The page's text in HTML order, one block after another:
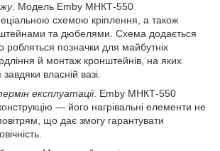
. Модель Emby МHКТ-550
схемою кріплення, а також
та дюбелями. Схема додається
робляться позначки для майбутніх
й монтаж кронштейнів, на яких
власній вазі.
експлуатації. Emby МHКТ-550
— його нагрівальні елементи не
що дає змогу гарантувати